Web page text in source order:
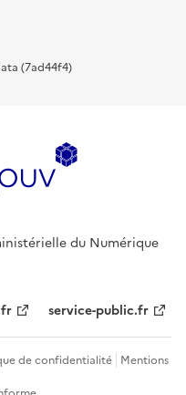
(7ad44f4)
du Numérique
service-public.fr
de confidentialité Mentions